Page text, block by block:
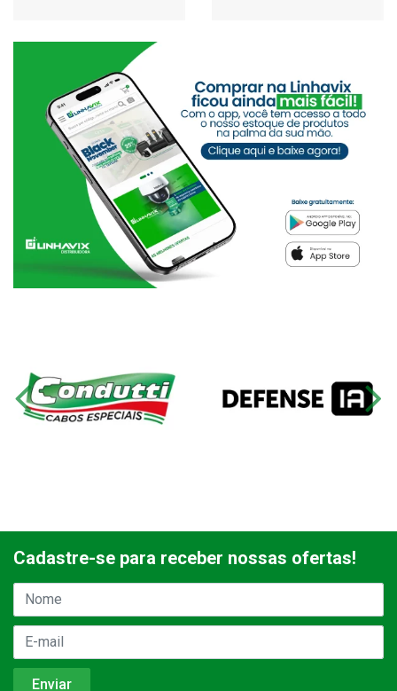
Cadastre-se para receber nossas ofertas!